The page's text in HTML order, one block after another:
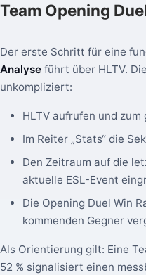
Team Opening
Der erste Schritt für eine
Analyse führt über HLTV.
unkompliziert:
HLTV aufrufen und
Im Reiter „Stats“ die
Den Zeitraum auf die
aktuelle ESL-Event
Die Opening Duel Win
kommenden Gegner
Als Orientierung gilt: Eine
52 % signalisiert einen